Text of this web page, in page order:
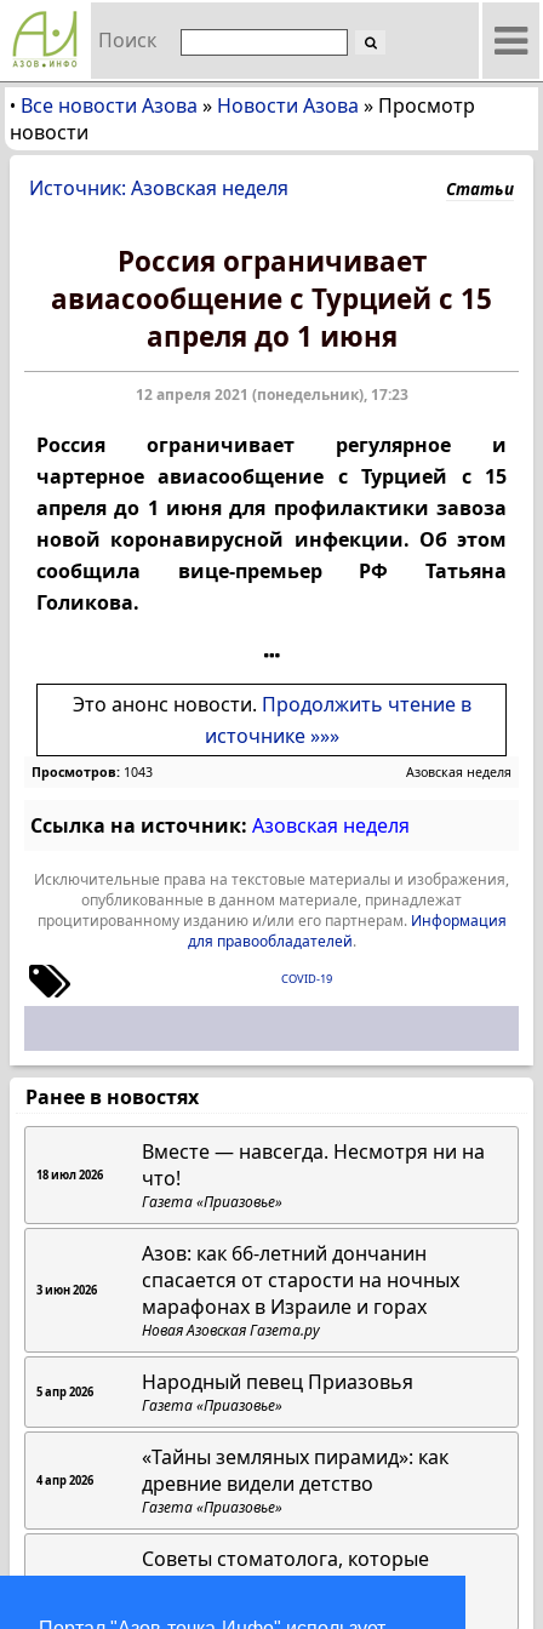
Поиск
• Все новости Азова » Новости Азова » Просмотр
новости
Источник: Азовская неделя Статьи
Россия ограничивает
авиасообщение с Турцией с 15
апреля до 1 июня
12 апреля 2021 (понедельник), 17:23
Россия ограничивает регулярное и
чартерное авиасообщение с Турцией с 15
апреля до 1 июня для профилактики завоза
новой коронавирусной инфекции. Об этом
сообщила вице-премьер РФ Татьяна
Голикова.
Это анонс новости. Продолжить чтение в
источнике »»»
Просмотров: 1043 Азовская неделя
Ссылка на источник: Азовская неделя
Исключительные права на текстовые материалы и изображения,
опубликованные в данном материале, принадлежат
процитированному изданию и/или его партнерам. Информация
для правообладателей.
COVID-19
Ранее в новостях
18 июл 2026
Вместе — навсегда. Несмотря ни на
что!
Газета «Приазовье»
3 июн 2026
Азов: как 66-летний дончанин
спасается от старости на ночных
марафонах в Израиле и горах
Новая Азовская Газета.ру
5 апр 2026 Народный певец Приазовья
Газета «Приазовье»
4 апр 2026
«Тайны земляных пирамид»: как
древние видели детство
Газета «Приазовье»
Советы стоматолога, которые